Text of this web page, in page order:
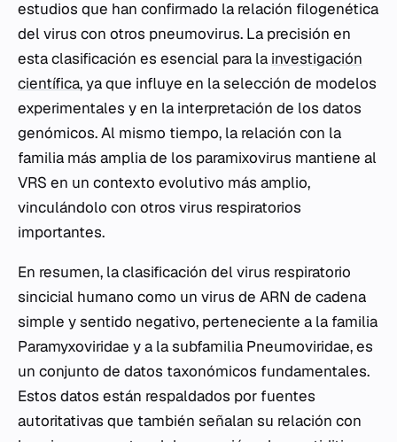
estudios que han confirmado la relación filogenética
del virus con otros pneumovirus. La precisión en
esta clasificación es esencial para la investigación
científica, ya que influye en la selección de modelos
experimentales y en la interpretación de los datos
genómicos. Al mismo tiempo, la relación con la
familia más amplia de los paramixovirus mantiene al
VRS en un contexto evolutivo más amplio,
vinculándolo con otros virus respiratorios
importantes.
En resumen, la clasificación del virus respiratorio
sincicial humano como un virus de ARN de cadena
simple y sentido negativo, perteneciente a la familia
Paramyxoviridae y a la subfamilia Pneumoviridae, es
un conjunto de datos taxonómicos fundamentales.
Estos datos están respaldados por fuentes
autoritativas que también señalan su relación con